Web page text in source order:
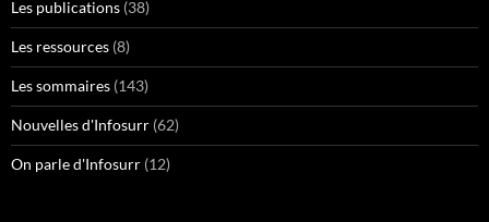
Les publications (38)
Les ressources (8)
Les sommaires (143)
Nouvelles d'Infosurr (62)
On parle d'Infosurr (12)